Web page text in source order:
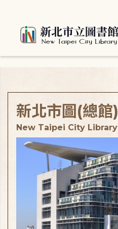
新北市圖(總館)
New Taipei City Library